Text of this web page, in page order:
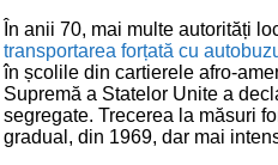
În anii 70, mai multe autorități
transportarea forțată cu
în școlile din cartierele afro-
Supremă a Statelor Unite a
segregate. Trecerea la măsuri
gradual, din 1969, dar mai